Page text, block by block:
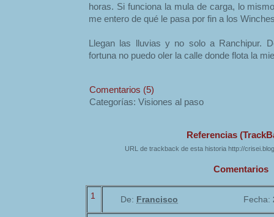
horas. Si funciona la mula de carga, lo
me entero de qué le pasa por fin a los
Llegan las lluvias y no solo a Ranchipur.
fortuna no puedo oler la calle donde flota la
Comentarios (5)
Categorías: Visiones al paso
Referencias
URL de trackback de esta historia http://
Comentarios
1 De: Francisco Fecha: